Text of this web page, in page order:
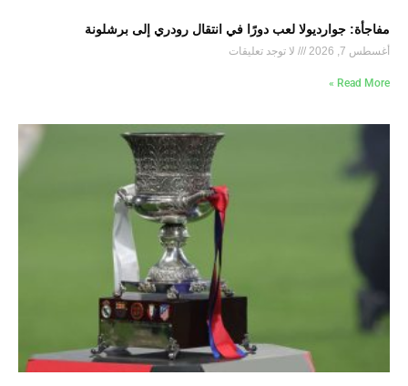
مفاجأة: جوارديولا لعب دورًا في انتقال رودري إلى برشلونة
أغسطس 7, 2026 لا توجد تعليقات
Read More »